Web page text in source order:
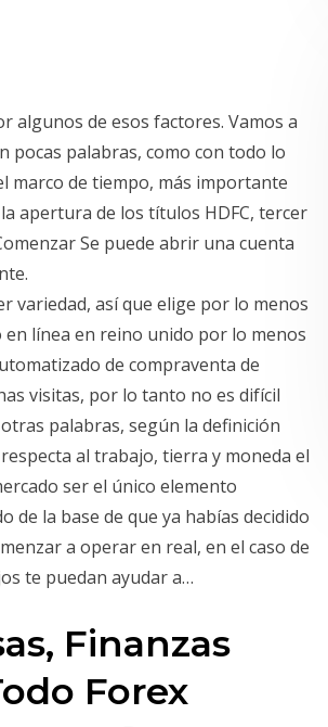
algunos de esos factores. Vamos a
pocas palabras, como con todo lo
marco de tiempo, más importante
apertura de los títulos HDFC, tercer
Se puede abrir una cuenta
variedad, así que elige por lo menos
línea en reino unido por lo menos
de compraventa de
visitas, por lo tanto no es difícil
palabras, según la definición
al trabajo, tierra y moneda el
ser el único elemento
la base de que ya habías decidido
a operar en real, en el caso de
te puedan ayudar a…
Finanzas
Forex